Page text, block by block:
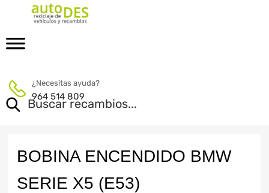
¿Necesitas ayuda?
964 514 809
BOBINA ENCENDIDO BMW
SERIE X5 (E53)